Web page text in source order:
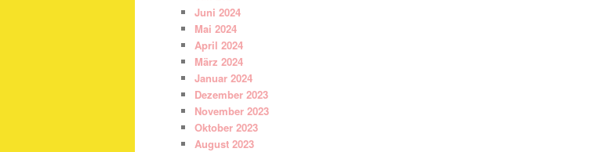
Juni 2024
Mai 2024
April 2024
März 2024
Januar 2024
Dezember 2023
November 2023
Oktober 2023
August 2023